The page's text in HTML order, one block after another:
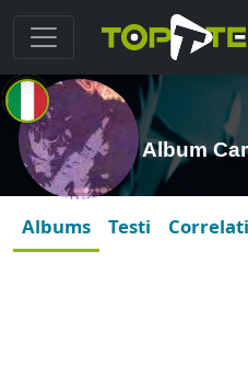
Album
Albums Testi Correlati